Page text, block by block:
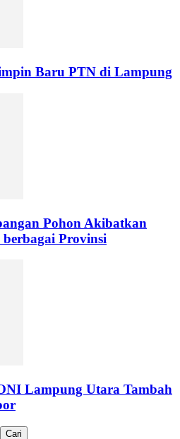
Baru PTN di Lampung
Pohon Akibatkan
Provinsi
Lampung Utara Tambah